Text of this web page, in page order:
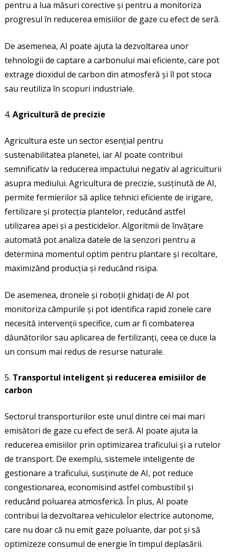
pentru a lua măsuri corective și pentru a monitoriza
progresul în reducerea emisiilor de gaze cu efect de seră.
De asemenea, AI poate ajuta la dezvoltarea unor
tehnologii de captare a carbonului mai eficiente, care pot
extrage dioxidul de carbon din atmosferă și îl pot stoca
sau reutiliza în scopuri industriale.
Agricultură de precizie
Agricultura este un sector esențial pentru
sustenabilitatea planetei, iar AI poate contribui
semnificativ la reducerea impactului negativ al agriculturii
asupra mediului. Agricultura de precizie, susținută de AI,
permite fermierilor să aplice tehnici eficiente de irigare,
fertilizare și protecția plantelor, reducând astfel
utilizarea apei și a pesticidelor. Algoritmii de învățare
automată pot analiza datele de la senzori pentru a
determina momentul optim pentru plantare și recoltare,
maximizând producția și reducând risipa.
De asemenea, dronele și roboții ghidați de AI pot
monitoriza câmpurile și pot identifica rapid zonele care
necesită intervenții specifice, cum ar fi combaterea
dăunătorilor sau aplicarea de fertilizanți, ceea ce duce la
un consum mai redus de resurse naturale.
Transportul inteligent și reducerea emisiilor de
carbon
Sectorul transporturilor este unul dintre cei mai mari
emisători de gaze cu efect de seră. AI poate ajuta la
reducerea emisiilor prin optimizarea traficului și a rutelor
de transport. De exemplu, sistemele inteligente de
gestionare a traficului, susținute de AI, pot reduce
congestionarea, economisind astfel combustibil și
reducând poluarea atmosferică. În plus, AI poate
contribui la dezvoltarea vehiculelor electrice autonome,
care nu doar că nu emit gaze poluante, dar pot și să
optimizeze consumul de energie în timpul deplasării.